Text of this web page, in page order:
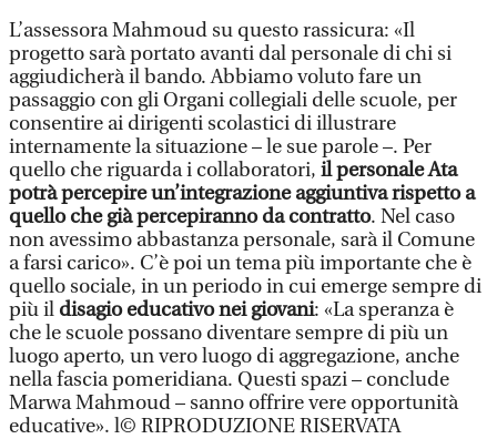
L’assessora Mahmoud su questo rassicura: «Il
progetto sarà portato avanti dal personale di chi si
aggiudicherà il bando. Abbiamo voluto fare un
passaggio con gli Organi collegiali delle scuole, per
consentire ai dirigenti scolastici di illustrare
internamente la situazione – le sue parole –. Per
quello che riguarda i collaboratori, il personale Ata
potrà percepire un’integrazione aggiuntiva rispetto a
quello che già percepiranno da contratto. Nel caso
non avessimo abbastanza personale, sarà il Comune
a farsi carico». C’è poi un tema più importante che è
quello sociale, in un periodo in cui emerge sempre di
più il disagio educativo nei giovani: «La speranza è
che le scuole possano diventare sempre di più un
luogo aperto, un vero luogo di aggregazione, anche
nella fascia pomeridiana. Questi spazi – conclude
Marwa Mahmoud – sanno offrire vere opportunità
educative». l© RIPRODUZIONE RISERVATA